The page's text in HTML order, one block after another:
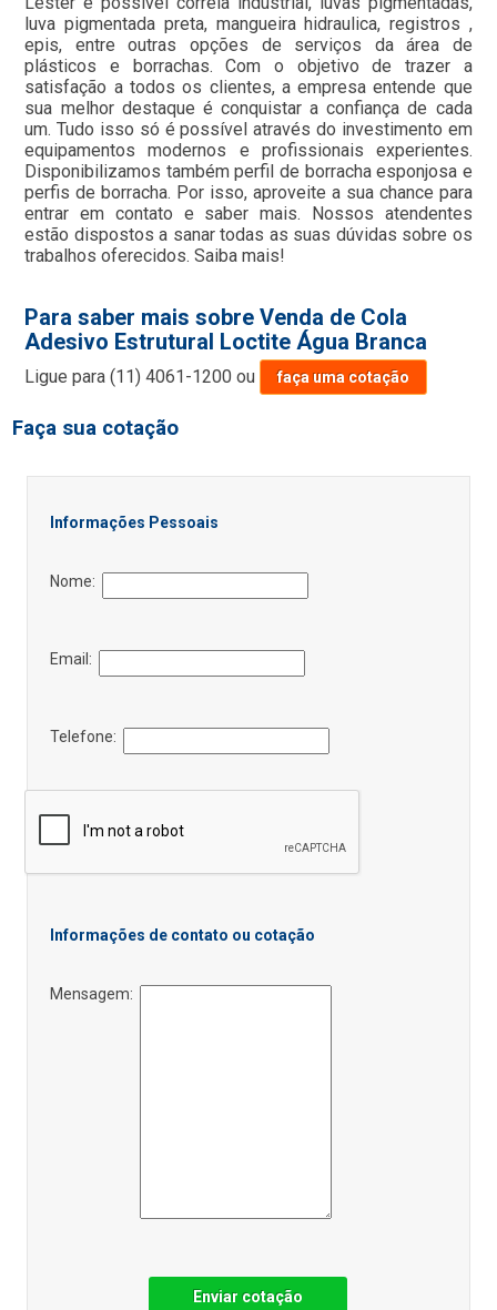
luva pigmentada preta, mangueira hidraulica, registros ,
epis, entre outras opções de serviços da área de
plásticos e borrachas. Com o objetivo de trazer a
satisfação a todos os clientes, a empresa entende que
sua melhor destaque é conquistar a confiança de cada
um. Tudo isso só é possível através do investimento em
equipamentos modernos e profissionais experientes.
Disponibilizamos também perfil de borracha esponjosa e
perfis de borracha. Por isso, aproveite a sua chance para
entrar em contato e saber mais. Nossos atendentes
estão dispostos a sanar todas as suas dúvidas sobre os
trabalhos oferecidos. Saiba mais!
Para saber mais sobre Venda de Cola
Adesivo Estrutural Loctite Água Branca
Ligue para(11) 4061-1200 ou faça uma cotação
Faça sua cotação
Informações Pessoais
Nome:
Email:
Telefone:
Informações de contato ou cotação
Mensagem:
Enviar cotação